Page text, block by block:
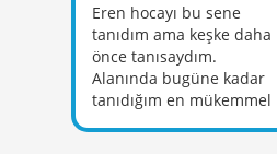
Eren hocayı bu sene
tanıdım ama keşke daha
önce tanısaydım.
Alanında bugüne kadar
tanıdığım en mükemmel